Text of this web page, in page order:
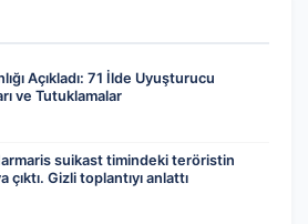
Açıkladı: 71 İlde Uyuşturucu
ve Tutuklamalar
suikast timindeki teröristin
çıktı. Gizli toplantıyı anlattı